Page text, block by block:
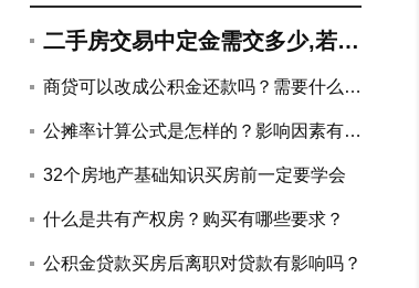
二手房交易中定金需交多少,若违
约如何赔付?
商贷可以改成公积金还款吗？需要什么手
公摊率计算公式是怎样的？影响因素有哪
32个房地产基础知识买房前一定要学会
什么是共有产权房？购买有哪些要求？
公积金贷款买房后离职对贷款有影响吗？